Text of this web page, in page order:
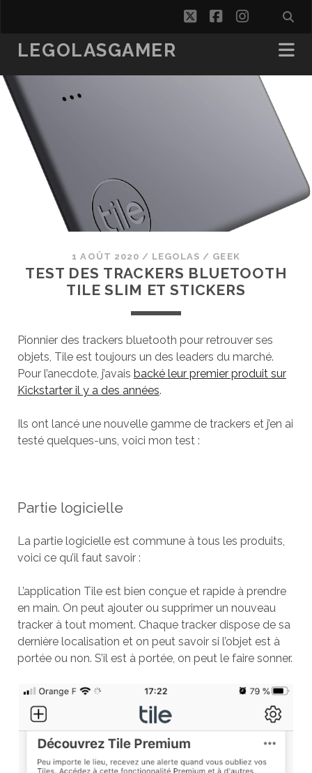
twitterfacebook
LEGOLASGAMER
1 AOÛT 2020 / LEGOLAS / GEEK
TEST DES TRACKERS BLUETOOTH
TILE SLIM ET STICKERS
Pionnier des trackers bluetooth pour retrouver ses
objets, Tile est toujours un des leaders du marché.
Pour l’anecdote, j’avais backé leur premier produit sur
Kickstarter il y a des années.
Ils ont lancé une nouvelle gamme de trackers et j’en ai
testé quelques-uns, voici mon test :
Partie logicielle
La partie logicielle est commune à tous les produits,
voici ce qu’il faut savoir :
L’application Tile est bien conçue et rapide à prendre
en main. On peut ajouter ou supprimer un nouveau
tracker à tout moment. Chaque tracker dispose de sa
dernière localisation et on peut savoir si l’objet est à
portée ou non. S’il est à portée, on peut le faire sonner.